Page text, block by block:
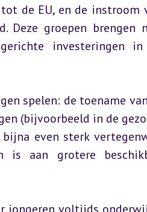
de EU, en de
Deze groepen
investeringen
spelen: de toename
(bijvoorbeeld in de
even sterk
is aan grotere